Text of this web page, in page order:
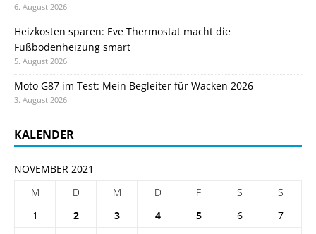
6. August 2026
Heizkosten sparen: Eve Thermostat macht die
Fußbodenheizung smart
5. August 2026
Moto G87 im Test: Mein Begleiter für Wacken 2026
3. August 2026
KALENDER
NOVEMBER 2021
M
D M D F S
S
1
2 3 4 5 6
7